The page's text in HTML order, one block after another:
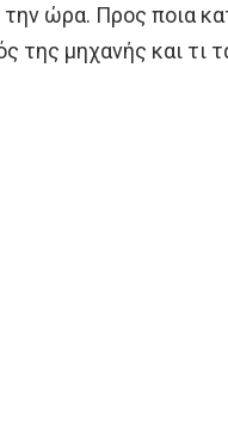
ώρα. Προς ποια
της μηχανής και τι